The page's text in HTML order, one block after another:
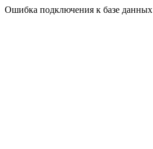
Ошибка подключения к базе данных